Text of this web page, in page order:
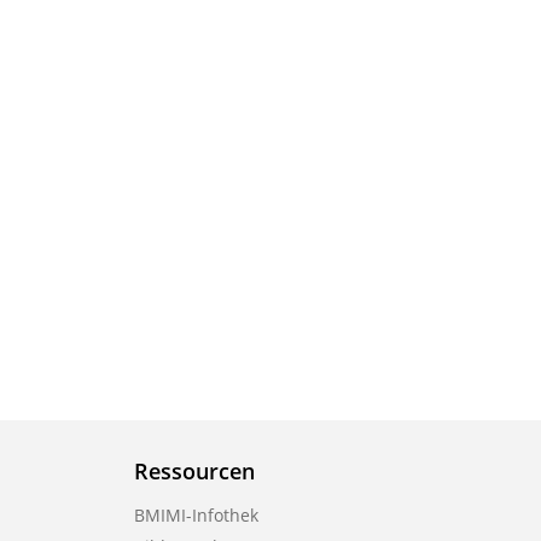
Ressourcen
BMIMI-Infothek